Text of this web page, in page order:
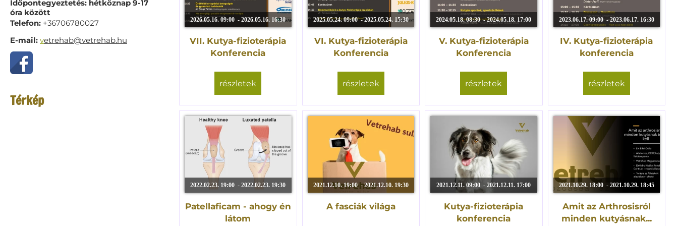
Időpontegyeztetés: hétköznap 9-17
óra között
Telefon: +36706780027
E-mail: vetrehab@vetrehab.hu
Térkép
2026.05.16. 09:00 - 2026.05.16. 16:30
VII. Kutya-fizioterápia
Konferencia
részletek
2025.05.24. 09:00 - 2025.05.24. 15:30
VI. Kutya-fizioterápia
Konferencia
részletek
2024.05.18. 08:30 - 2024.05.18. 17:00
V. Kutya-fizioterápia
Konferencia
részletek
2023.06.17. 09:00 - 2023.06.17. 16:30
IV. Kutya-fizioterápia
konferencia
részletek
2022.02.23. 19:00 - 2022.02.23. 19:30
Patellaficam - ahogy én
látom
2021.12.10. 19:00 - 2021.12.10. 19:30
A fasciák világa
2021.12.11. 09:00 - 2021.12.11. 17:00
Kutya-fizioterápia
konferencia
2021.10.29. 18:00 - 2021.10.29. 18:45
Amit az Arthrosisról
minden kutyásnak...